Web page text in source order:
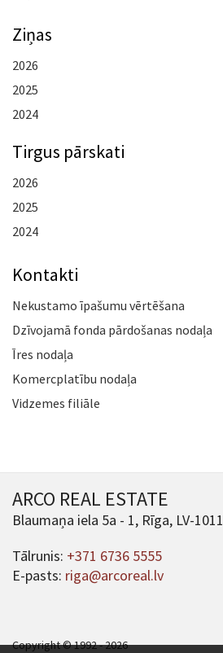
Ziņas
2026
2025
2024
Tirgus pārskati
2026
2025
2024
Kontakti
Nekustamo īpašumu vērtēšana
Dzīvojamā fonda pārdošanas nodaļa
Īres nodaļa
Komercplatību nodaļa
Vidzemes filiāle
ARCO REAL ESTATE
Blaumaņa iela 5a - 1, Rīga, LV-1011
Tālrunis: +371 6736 5555
E-pasts: riga@arcoreal.lv
Copyright © 1992 - 2026